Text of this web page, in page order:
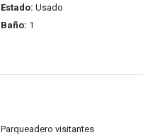
Estado: Usado
Baño: 1
Parqueadero visitantes